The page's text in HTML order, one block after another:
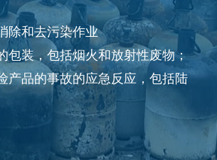
除和去污染作业
包装，包括烟火和放射性废物；
产品的事故的应急反应，包括陆